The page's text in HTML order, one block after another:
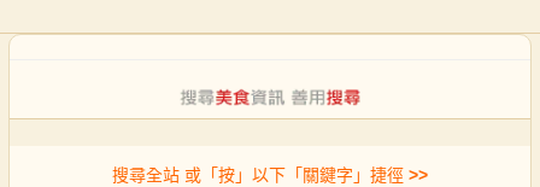
搜尋全站 或「按」以下「關鍵字」捷徑 >>